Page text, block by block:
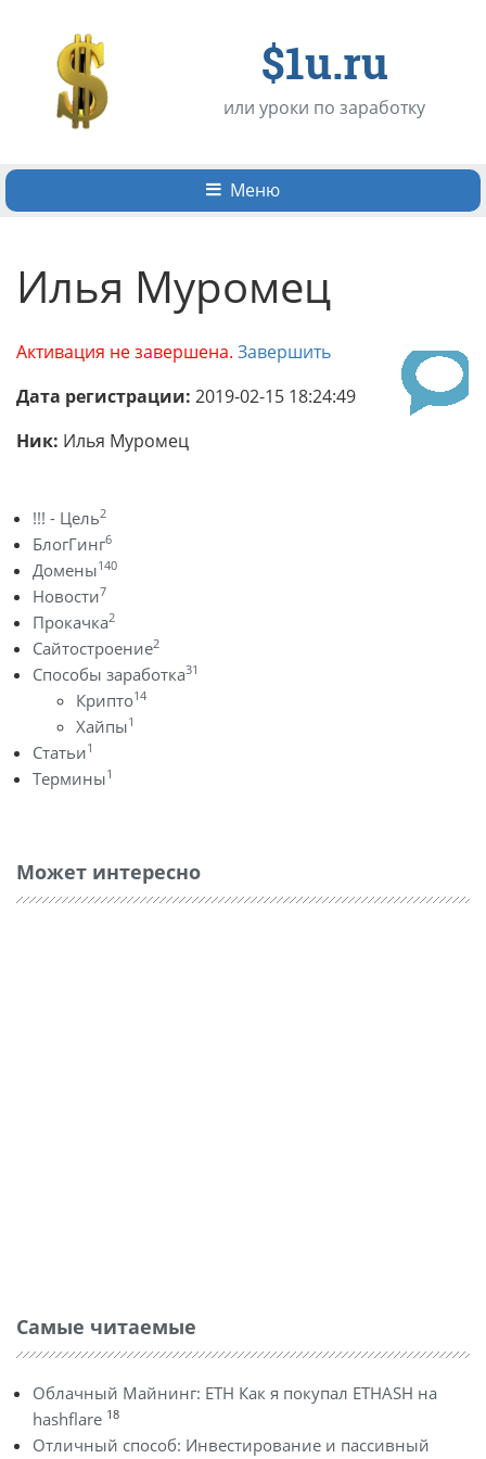
$1u.ru
или уроки по заработку
Меню
Илья Муромец
Активация не завершена. Завершить
Дата регистрации: 2019-02-15 18:24:49
Ник: Илья Муромец
!!! - Цель2
БлогГинг6
Домены140
Новости7
Прокачка2
Сайтостроение2
Способы заработка31
Крипто14
Хайпы1
Статьи1
Термины1
Может интересно
Самые читаемые
Облачный Майнинг: ETH Как я покупал ETHASH на
hashflare 18
Отличный способ: Инвестирование и пассивный